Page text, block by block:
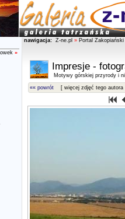
»
nawigacja: Z-ne.pl » Portal Zakopiański
Impresje -
Motywy górskiej przyrody i
«« powrót [ więcej zdjęć tego autora